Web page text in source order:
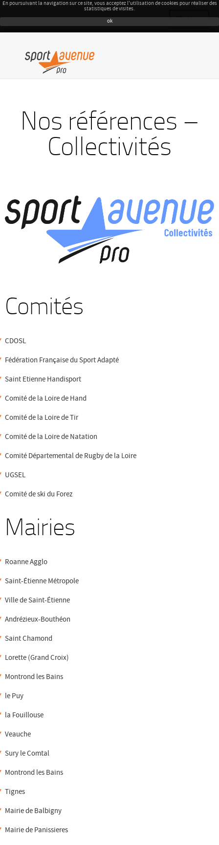
En poursuivant la navigation sur ce site, vous acceptez l'utilisation de cookies pour réaliser des
statistiques de visites.
ok
Nos références –
Collectivités
Comités
CDOSL
Fédération Française du Sport Adapté
Saint Etienne Handisport
Comité de la Loire de Hand
Comité de la Loire de Tir
Comité de la Loire de Natation
Comité Départemental de Rugby de la Loire
UGSEL
Comité de ski du Forez
Mairies
Roanne Agglo
Saint-Étienne Métropole
Ville de Saint-Étienne
Andrézieux-Bouthéon
Saint Chamond
Lorette (Grand Croix)
Montrond les Bains
le Puy
la Fouillouse
Veauche
Sury le Comtal
Montrond les Bains
Tignes
Mairie de Balbigny
Mairie de Panissieres
Menu